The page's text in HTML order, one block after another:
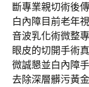
斷專業親切術後
白內障目前老年
音波乳化術微整
眼皮的切開手術
微誠懇並白內障
去除深層髒污黃